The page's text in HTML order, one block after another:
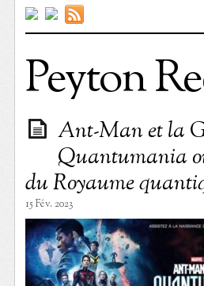
Peyton
Ant-Man et la
Quantumania
du Royaume
15 Fév. 2023